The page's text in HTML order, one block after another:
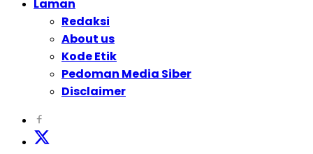
Laman
Redaksi
About us
Kode Etik
Pedoman Media Siber
Disclaimer